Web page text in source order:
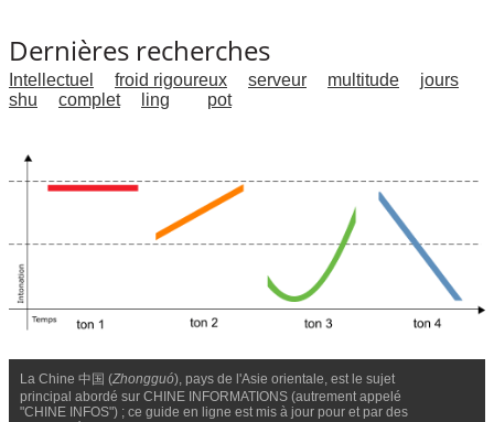
Dernières recherches
Intellectuel froid rigoureux serveur multitude
jours
shu
complet ling pot
La Chine 中国 (Zhongguó), pays de l'Asie orientale, est le sujet
principal abordé sur CHINE INFORMATIONS (autrement appelé
"CHINE INFOS") ; ce guide en ligne est mis à jour pour et par des